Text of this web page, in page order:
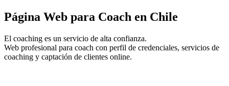
Página Web para Coach en Chile
El coaching es un servicio de alta confianza.
Web profesional para coach con perfil de credenciales, servicios de
coaching y captación de clientes online.